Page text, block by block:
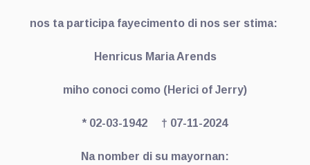
nos ta participa fayecimento di nos ser stima:
Henricus Maria Arends
miho conoci como (Herici of Jerry)
* 02-03-1942 † 07-11-2024
Na nomber di su mayornan: